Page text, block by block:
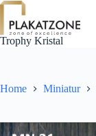
Skip
content
Trophy Kristal
Home Miniatur